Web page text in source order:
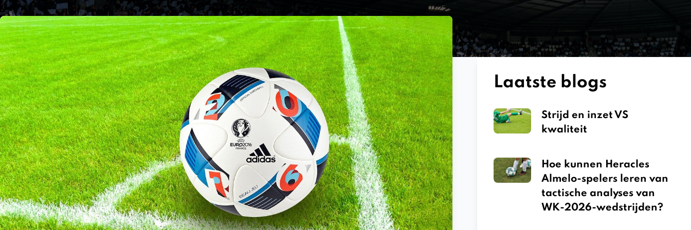
Laatste blogs
Strijd en inzet VS
kwaliteit
Hoe kunnen Heracles
Almelo-spelers leren van
tactische analyses van
WK-2026-wedstrijden?